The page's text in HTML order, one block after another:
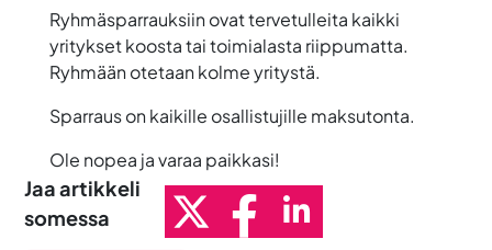
Ryhmäsparrauksiin ovat tervetulleita kaikki
yritykset koosta tai toimialasta riippumatta.
Ryhmään otetaan kolme yritystä.
Sparraus on kaikille osallistujille maksutonta.
Ole nopea ja varaa paikkasi!
Jaa artikkeli
somessa